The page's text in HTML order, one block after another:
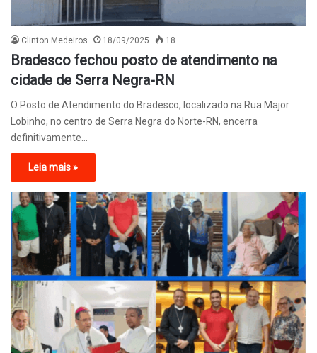
Clinton Medeiros 18/09/2025 18
Bradesco fechou posto de atendimento na
cidade de Serra Negra-RN
O Posto de Atendimento do Bradesco, localizado na Rua Major
Lobinho, no centro de Serra Negra do Norte-RN, encerra
definitivamente…
Leia mais »